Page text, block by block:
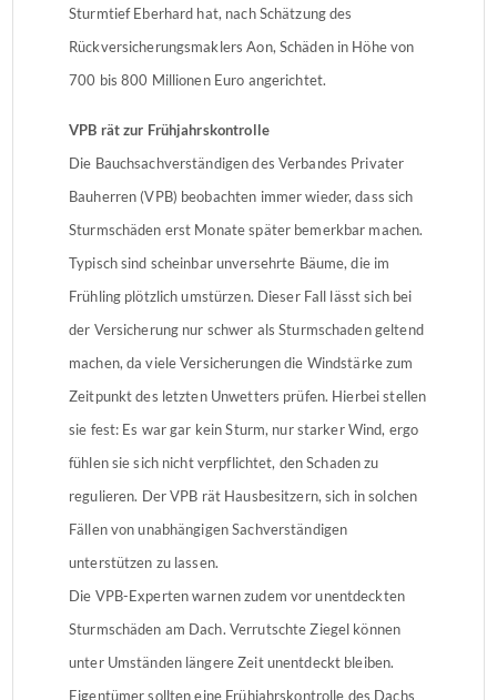
Sturmtief Eberhard hat, nach Schätzung des
Rückversicherungsmaklers Aon, Schäden in Höhe von
700 bis 800 Millionen Euro angerichtet.
VPB rät zur Frühjahrskontrolle
Die Bauchsachverständigen des Verbandes Privater
Bauherren (VPB) beobachten immer wieder, dass sich
Sturmschäden erst Monate später bemerkbar machen.
Typisch sind scheinbar unversehrte Bäume, die im
Frühling plötzlich umstürzen. Dieser Fall lässt sich bei
der Versicherung nur schwer als Sturmschaden geltend
machen, da viele Versicherungen die Windstärke zum
Zeitpunkt des letzten Unwetters prüfen. Hierbei stellen
sie fest: Es war gar kein Sturm, nur starker Wind, ergo
fühlen sie sich nicht verpflichtet, den Schaden zu
regulieren. Der VPB rät Hausbesitzern, sich in solchen
Fällen von unabhängigen Sachverständigen
unterstützen zu lassen.
Die VPB-Experten warnen zudem vor unentdeckten
Sturmschäden am Dach. Verrutschte Ziegel können
unter Umständen längere Zeit unentdeckt bleiben.
Eigentümer sollten eine Frühjahrskontrolle des Dachs